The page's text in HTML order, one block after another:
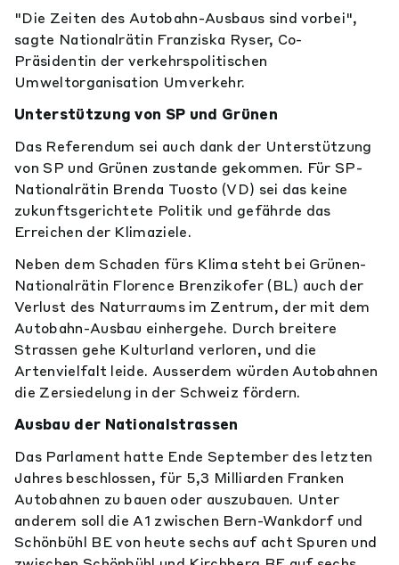
"Die Zeiten des Autobahn-Ausbaus sind vorbei",
sagte Nationalrätin Franziska Ryser, Co-
Präsidentin der verkehrspolitischen
Umweltorganisation Umverkehr.
Unterstützung von SP und Grünen
Das Referendum sei auch dank der Unterstützung
von SP und Grünen zustande gekommen. Für SP-
Nationalrätin Brenda Tuosto (VD) sei das keine
zukunftsgerichtete Politik und gefährde das
Erreichen der Klimaziele.
Neben dem Schaden fürs Klima steht bei Grünen-
Nationalrätin Florence Brenzikofer (BL) auch der
Verlust des Naturraums im Zentrum, der mit dem
Autobahn-Ausbau einhergehe. Durch breitere
Strassen gehe Kulturland verloren, und die
Artenvielfalt leide. Ausserdem würden Autobahnen
die Zersiedelung in der Schweiz fördern.
Ausbau der Nationalstrassen
Das Parlament hatte Ende September des letzten
Jahres beschlossen, für 5,3 Milliarden Franken
Autobahnen zu bauen oder auszubauen. Unter
anderem soll die A1 zwischen Bern-Wankdorf und
Schönbühl BE von heute sechs auf acht Spuren und